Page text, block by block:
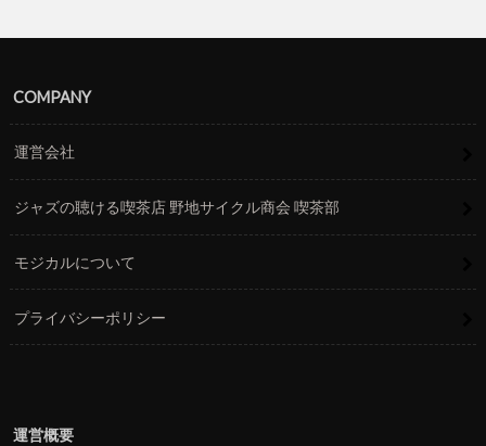
COMPANY
運営会社
ジャズの聴ける喫茶店 野地サイクル商会 喫茶部
モジカルについて
プライバシーポリシー
運営概要